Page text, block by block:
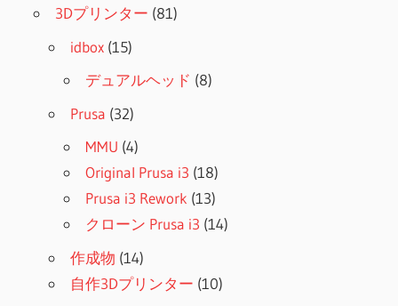
3Dプリンター (81)
idbox (15)
デュアルヘッド (8)
Prusa (32)
MMU (4)
Original Prusa i3 (18)
Prusa i3 Rework (13)
クローン Prusa i3 (14)
作成物 (14)
自作3Dプリンター (10)